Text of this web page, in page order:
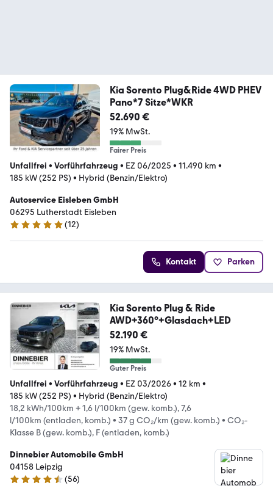
Kia Sorento Plug&Ride 4WD PHEV
Pano*7 Sitze*WKR
52.690 €
19% MwSt.
Fairer Preis
Unfallfrei • Vorführfahrzeug • EZ 06/2025 • 11.490 km •
185 kW (252 PS) • Hybrid (Benzin/Elektro)
Autoservice Eisleben GmbH
06295 Lutherstadt Eisleben
5 Sterne
(12)
Kontakt Parken
Kia Sorento Plug & Ride
AWD+360°+Glasdach+LED
52.190 €
19% MwSt.
Guter Preis
Unfallfrei • Vorführfahrzeug • EZ 03/2026• 12 km •
185 kW (252 PS) • Hybrid (Benzin/Elektro)
18,2 kWh/100km + 1,6 l/100km (gew. komb.), 7,6
l/100km (entladen, komb.) • 37 g CO₂/km (gew. komb.) • CO₂-
Klasse B (gew. komb.), F (entladen, komb.)
Dinnebier Automobile GmbH
04158 Leipzig
4.6 Sterne
(56)